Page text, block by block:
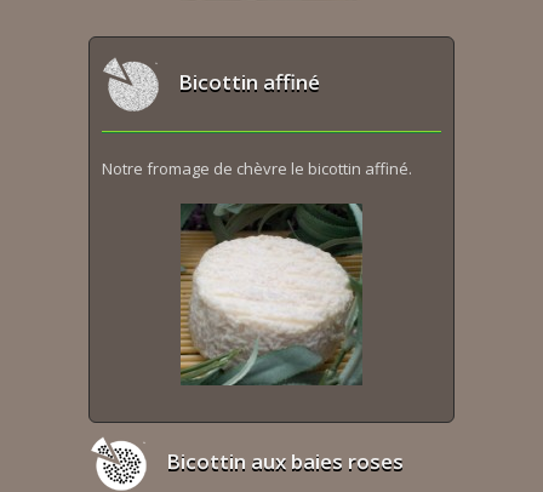
Bicottin affiné
Notre fromage de chèvre le bicottin affiné.
Bicottin aux baies roses